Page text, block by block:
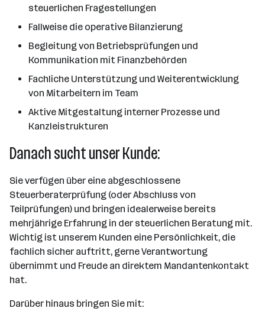
steuerlichen Fragestellungen
Fallweise die operative Bilanzierung
Begleitung von Betriebsprüfungen und
Kommunikation mit Finanzbehörden
Fachliche Unterstützung und Weiterentwicklung
von Mitarbeitern im Team
Aktive Mitgestaltung interner Prozesse und
Kanzleistrukturen
Danach sucht unser Kunde:
Sie verfügen über eine abgeschlossene
Steuerberaterprüfung (oder Abschluss von
Teilprüfungen) und bringen idealerweise bereits
mehrjährige Erfahrung in der steuerlichen Beratung mit.
Wichtig ist unserem Kunden eine Persönlichkeit, die
fachlich sicher auftritt, gerne Verantwortung
übernimmt und Freude an direktem Mandantenkontakt
hat.
Darüber hinaus bringen Sie mit: